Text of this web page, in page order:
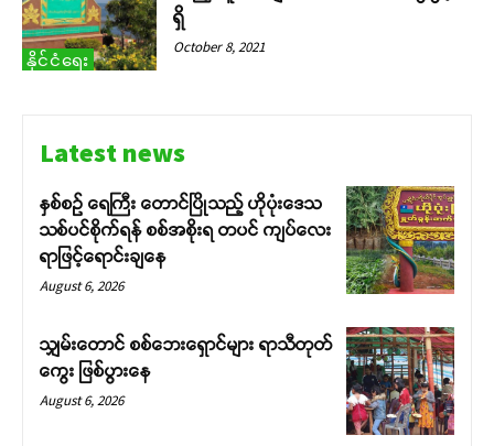
နိုင်ငံရေး
ရှိ
October 8, 2021
Latest news
နှစ်စဉ် ရေကြီး တောင်ပြိုသည့် ဟိုပုံးဒေသ
သစ်ပင်စိုက်ရန် စစ်အစိုးရ တပင် ကျပ်လေး
ရာဖြင့်ရောင်းချနေ
August 6, 2026
သျှမ်းတောင် စစ်ဘေးရှောင်များ ရာသီတုတ်
ကွေး ဖြစ်ပွားနေ
August 6, 2026